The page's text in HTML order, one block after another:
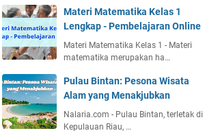
Materi Matematika Kelas 1
Lengkap - Pembelajaran Online
Materi Matematika Kelas 1 - Materi
matematika merupakan ha…
Pulau Bintan: Pesona Wisata
Alam yang Menakjubkan
Nalaria.com - Pulau Bintan, terletak di
Kepulauan Riau, …